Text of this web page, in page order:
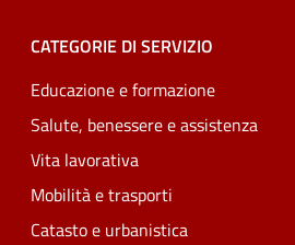
CATEGORIE DI SERVIZIO
Educazione e formazione
Salute, benessere e assistenza
Vita lavorativa
Mobilità e trasporti
Catasto e urbanistica